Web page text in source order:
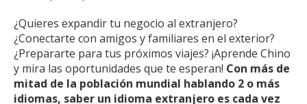
¿Quieres expandir tu negocio al extranjero?
¿Conectarte con amigos y familiares en el exterior?
¿Prepararte para tus próximos viajes? ¡Aprende Chino
y mira las oportunidades que te esperan! Con más de
mitad de la población mundial hablando 2 o más
idiomas, saber un idioma extranjero es cada vez